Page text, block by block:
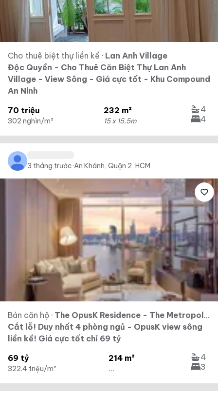
Cho thuê biệt thự liền kề · Lan Anh Village
Độc Quyền - Cho Thuê Căn Biệt Thự Lan Anh
Village - View Sông - Giá cực tốt - Khu Compound
An Ninh
70 triệu
302 nghìn/m²
232 m²
15 x 15.5m
4
4
3 tháng trước·An Khánh, Quận 2, HCM
Bán căn hộ · The OpusK Residence - The Metropole Thủ Thiêm
Cắt lỗ! Duy nhất 4 phòng ngủ - OpusK view sông
liền kề! Giá cực tốt chỉ 69 tỷ
69 tỷ
322.4 triệu/m²
214 m²
...
4
3